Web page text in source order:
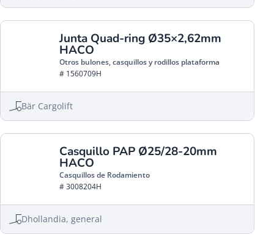
Junta Quad-ring Ø35×2,62mm
HACO
Otros bulones, casquillos y rodillos plataforma
# 1560709H
Bär Cargolift
Casquillo PAP Ø25/28-20mm
HACO
Casquillos de Rodamiento
# 3008204H
Dhollandia, general